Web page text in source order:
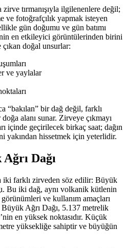
tırmanışıyla ilgilenenlere değil;
ve fotoğrafçılık yapmak isteyen
gün doğumu ve gün batımı
en etkileyici görüntülerinden birini
doğal unsurlar:
ve yaylalar
“bakılan” bir dağ değil, farklı
alanı sunar. Zirveye çıkmayı
içinde geçirilecek birkaç saat; dağın
yakından hissetmek için yeterlidir.
Dağı
iki farklı zirveden söz edilir: Büyük
Bu iki dağ, aynı volkanik kütlenin
ve kullanım amaçları
Büyük Ağrı Dağı, 5.137 metrelik
en yüksek noktasıdır. Küçük
yüksekliğe sahiptir ve büyüğün